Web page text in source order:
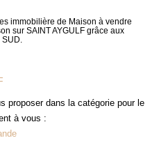
EN
immobilière de Maison à vendre
sur SAINT AYGULF grâce aux
proposer dans la catégorie pour le
à vous :